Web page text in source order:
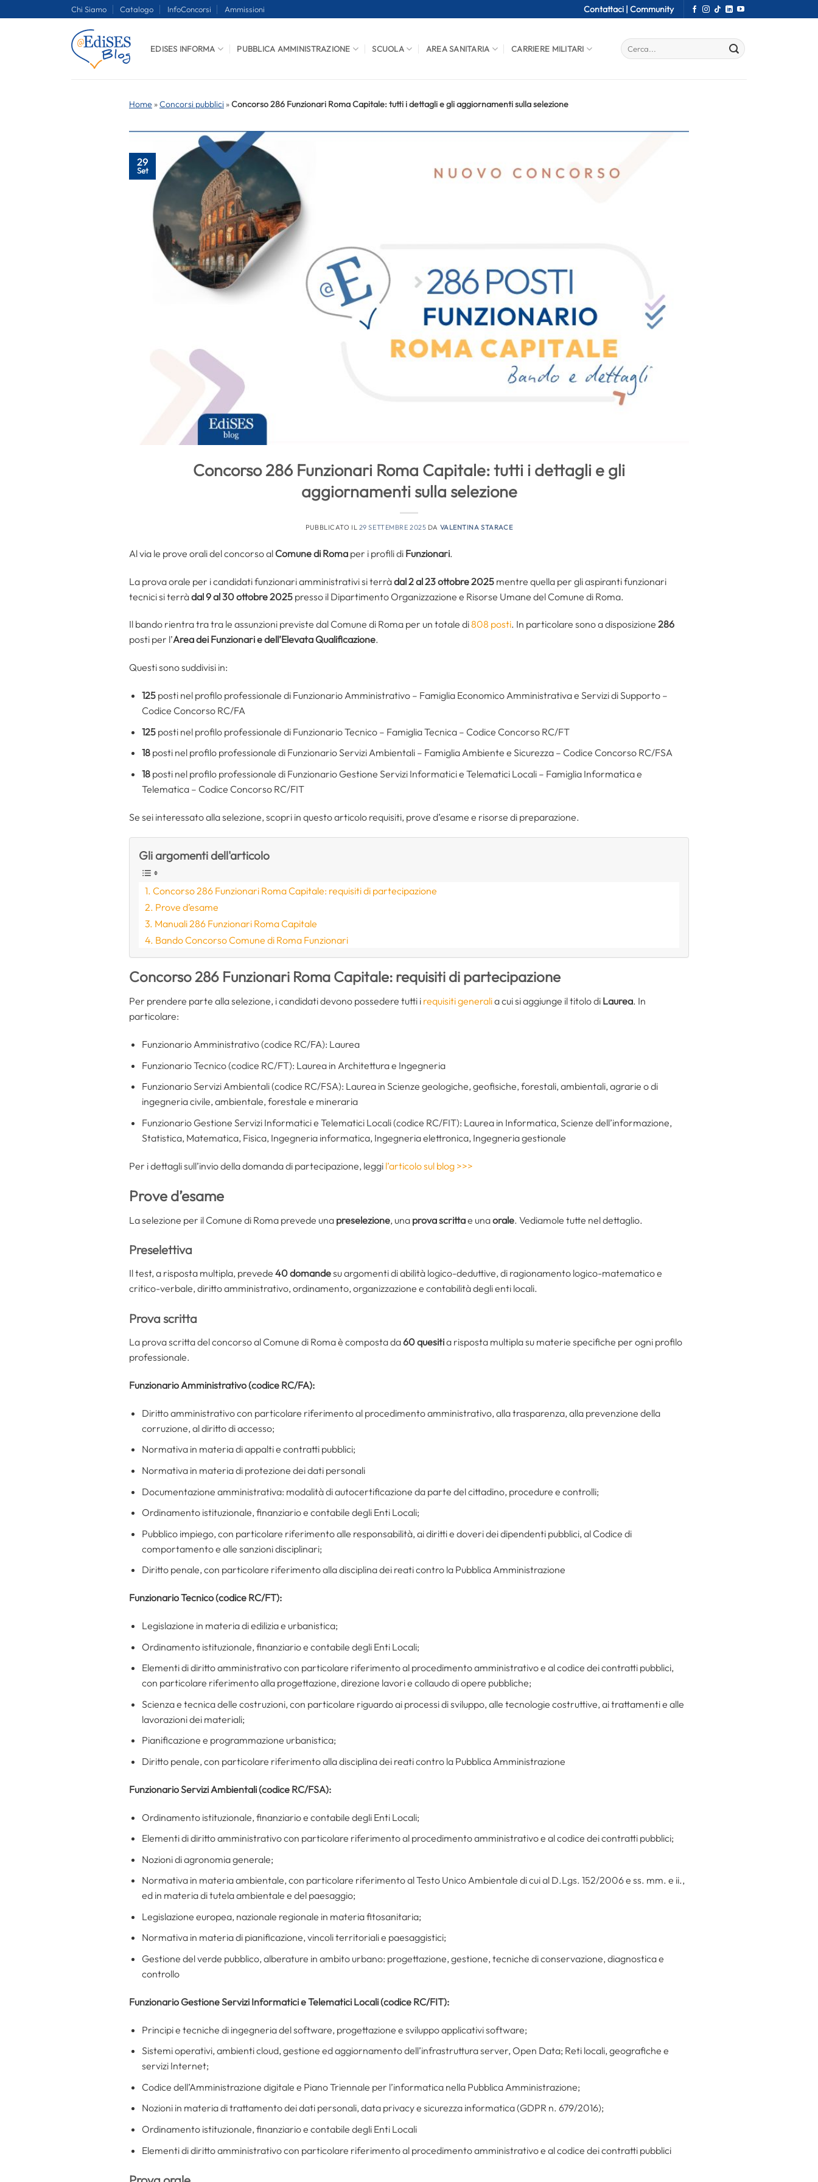
Chi Siamo Catalogo InfoConcorsi Ammissioni Contattaci | Community
EDISES INFORMA PUBBLICA AMMINISTRAZIONE SCUOLA AREA SANITARIA CARRIERE MILITARI
Home »Concorsi pubblici »Concorso 286 Funzionari Roma Capitale: tutti i dettagli e gli aggiornamenti sulla selezione
29
Set
Concorso 286 Funzionari Roma Capitale: tutti i dettagli e gli
aggiornamenti sulla selezione
PUBBLICATO IL 29 SETTEMBRE 2025 DA VALENTINA STARACE
Al via le prove orali del concorso al Comune di Roma per i profili di Funzionari.
La prova orale per i candidati funzionari amministrativi si terràdal 2 al 23 ottobre 2025 mentre quella per gli aspiranti funzionari
tecnici si terràdal 9 al 30 ottobre 2025 presso il Dipartimento Organizzazione e Risorse Umane del Comune di Roma.
Il bando rientra tra tra le assunzioni previste dal Comune di Roma per un totale di808 posti. In particolare sono a disposizione 286
posti per l’Area dei Funzionari e dell’Elevata Qualificazione.
Questi sono suddivisi in:
125 posti nel profilo professionale di Funzionario Amministrativo – Famiglia Economico Amministrativa e Servizi di Supporto –
Codice Concorso RC/FA
125 posti nel profilo professionale di Funzionario Tecnico – Famiglia Tecnica – Codice Concorso RC/FT
18 posti nel profilo professionale di Funzionario Servizi Ambientali – Famiglia Ambiente e Sicurezza – Codice Concorso RC/FSA
18 posti nel profilo professionale di Funzionario Gestione Servizi Informatici e Telematici Locali – Famiglia Informatica e
Telematica – Codice Concorso RC/FIT
Se sei interessato alla selezione, scopri in questo articolo requisiti, prove d’esame e risorse di preparazione.
Gli argomenti dell'articolo
Concorso 286 Funzionari Roma Capitale: requisiti di partecipazione
Prove d’esame
Manuali 286 Funzionari Roma Capitale
Bando Concorso Comune di Roma Funzionari
Concorso 286 Funzionari Roma Capitale: requisiti di partecipazione
Per prendere parte alla selezione, i candidati devono possedere tutti i requisiti generalia cui si aggiunge il titolo di Laurea. In
particolare:
Funzionario Amministrativo (codice RC/FA): Laurea
Funzionario Tecnico (codice RC/FT): Laurea in Architettura e Ingegneria
Funzionario Servizi Ambientali (codice RC/FSA): Laurea in Scienze geologiche, geofisiche, forestali, ambientali, agrarie o di
ingegneria civile, ambientale, forestale e mineraria
Funzionario Gestione Servizi Informatici e Telematici Locali (codice RC/FIT): Laurea in Informatica, Scienze dell’informazione,
Statistica, Matematica, Fisica, Ingegneria informatica, Ingegneria elettronica, Ingegneria gestionale
Per i dettagli sull’invio della domanda di partecipazione, leggi l’articolo sul blog >>>
Prove d’esame
La selezione per il Comune di Roma prevede una preselezione, una prova scrittae unaorale. Vediamole tutte nel dettaglio.
Preselettiva
Il test, a risposta multipla, prevede 40 domandesu argomenti di abilità logico-deduttive, di ragionamento logico-matematico e
critico-verbale, diritto amministrativo, ordinamento, organizzazione e contabilità degli enti locali.
Prova scritta
La prova scritta del concorso al Comune di Roma è composta da60 quesitia risposta multipla su materie specifiche per ogni profilo
professionale.
Funzionario Amministrativo (codice RC/FA):
Diritto amministrativo con particolare riferimento al procedimento amministrativo, alla trasparenza, alla prevenzione della
corruzione, al diritto di accesso;
Normativa in materia di appalti e contratti pubblici;
Normativa in materia di protezione dei dati personali
Documentazione amministrativa: modalità di autocertificazione da parte del cittadino, procedure e controlli;
Ordinamento istituzionale, finanziario e contabile degli Enti Locali;
Pubblico impiego, con particolare riferimento alle responsabilità, ai diritti e doveri dei dipendenti pubblici, al Codice di
comportamento e alle sanzioni disciplinari;
Diritto penale, con particolare riferimento alla disciplina dei reati contro la Pubblica Amministrazione
Funzionario Tecnico (codice RC/FT):
Legislazione in materia di edilizia e urbanistica;
Ordinamento istituzionale, finanziario e contabile degli Enti Locali;
Elementi di diritto amministrativo con particolare riferimento al procedimento amministrativo e al codice dei contratti pubblici,
con particolare riferimento alla progettazione, direzione lavori e collaudo di opere pubbliche;
Scienza e tecnica delle costruzioni, con particolare riguardo ai processi di sviluppo, alle tecnologie costruttive, ai trattamenti e alle
lavorazioni dei materiali;
Pianificazione e programmazione urbanistica;
Diritto penale, con particolare riferimento alla disciplina dei reati contro la Pubblica Amministrazione
Funzionario Servizi Ambientali (codice RC/FSA):
Ordinamento istituzionale, finanziario e contabile degli Enti Locali;
Elementi di diritto amministrativo con particolare riferimento al procedimento amministrativo e al codice dei contratti pubblici;
Nozioni di agronomia generale;
Normativa in materia ambientale, con particolare riferimento al Testo Unico Ambientale di cui al D.Lgs. 152/2006 e ss. mm. e ii.,
ed in materia di tutela ambientale e del paesaggio;
Legislazione europea, nazionale regionale in materia fitosanitaria;
Normativa in materia di pianificazione, vincoli territoriali e paesaggistici;
Gestione del verde pubblico, alberature in ambito urbano: progettazione, gestione, tecniche di conservazione, diagnostica e
controllo
Funzionario Gestione Servizi Informatici e Telematici Locali (codice RC/FIT):
Principi e tecniche di ingegneria del software, progettazione e sviluppo applicativi software;
Sistemi operativi, ambienti cloud, gestione ed aggiornamento dell’infrastruttura server, Open Data; Reti locali, geografiche e
servizi Internet;
Codice dell’Amministrazione digitale e Piano Triennale per l’informatica nella Pubblica Amministrazione;
Nozioni in materia di trattamento dei dati personali, data privacy e sicurezza informatica (GDPR n. 679/2016);
Ordinamento istituzionale, finanziario e contabile degli Enti Locali
Elementi di diritto amministrativo con particolare riferimento al procedimento amministrativo e al codice dei contratti pubblici